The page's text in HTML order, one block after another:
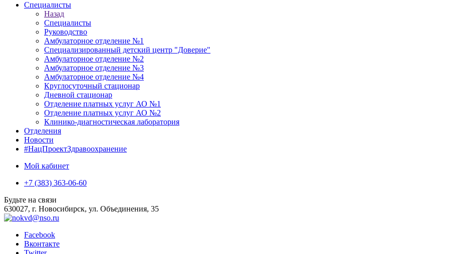
Специалисты
Назад
Специалисты
Руководство
Амбулаторное отделение №1
Специализированный детский центр "Доверие"
Амбулаторное отделение №2
Амбулаторное отделение №3
Амбулаторное отделение №4
Круглосуточный стационар
Дневной стационар
Отделение платных услуг АО №1
Отделение платных услуг АО №2
Клинико-диагностическая лаборатория
Отделения
Новости
#НацПроектЗдравоохранение
Мой кабинет
+7 (383) 363-06-60
Будьте на связи
630027, г. Новосибирск, ул. Объединения, 35
Facebook
Вконтакте